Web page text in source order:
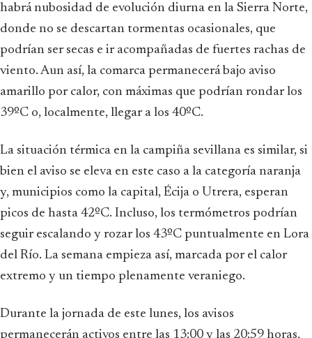
habrá nubosidad de evolución diurna en la Sierra Norte,
donde no se descartan tormentas ocasionales, que
podrían ser secas e ir acompañadas de fuertes rachas de
viento. Aun así, la comarca permanecerá bajo aviso
amarillo por calor, con máximas que podrían rondar los
39ºC o, localmente, llegar a los 40ºC.
La situación térmica en la campiña sevillana es similar, si
bien el aviso se eleva en este caso a la categoría naranja
y, municipios como la capital, Écija o Utrera, esperan
picos de hasta 42ºC. Incluso, los termómetros podrían
seguir escalando y rozar los 43ºC puntualmente en Lora
del Río. La semana empieza así, marcada por el calor
extremo y un tiempo plenamente veraniego.
Durante la jornada de este lunes, los avisos
permanecerán activos entre las 13:00 y las 20:59 horas,